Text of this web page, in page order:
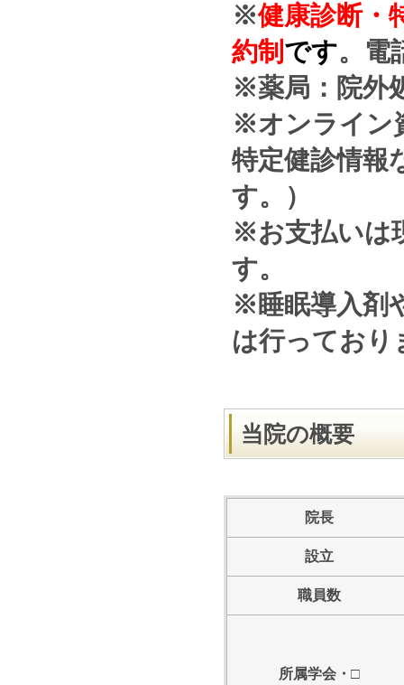
※健康診断・
約制 です。電
※薬局：院外
※オンライン
特定健診情報
す。）
※お支払いは
す。
※睡眠導入剤
は行っており
当院の概要
院長
設立
職員数
所属学会・□